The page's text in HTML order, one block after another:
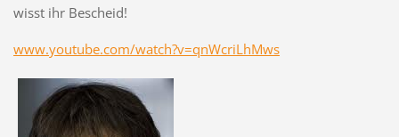
wisst ihr Bescheid!
www.youtube.com/watch?v=qnWcriLhMws